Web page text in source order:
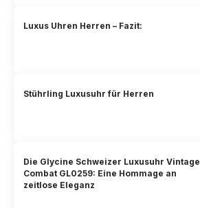
Luxus Uhren Herren – Fazit:
Stührling Luxusuhr für Herren
Die Glycine Schweizer Luxusuhr Vintage
Combat GL0259: Eine Hommage an
zeitlose Eleganz